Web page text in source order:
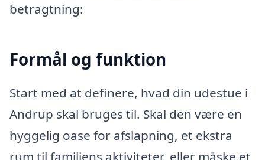
betragtning:
Formål og funktion
Start med at definere, hvad din udestue i
Andrup skal bruges til. Skal den være en
hyggelig oase for afslapning, et ekstra
rum til familiens aktiviteter, eller måske et